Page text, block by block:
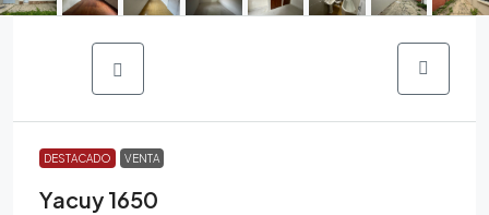
DESTACADO VENTA
Yacuy 1650